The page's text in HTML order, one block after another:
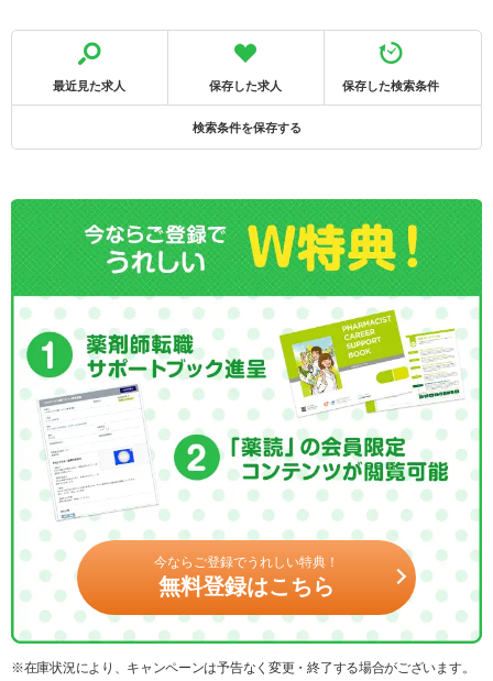
最近見た求人 保存した求人 保存した検索条件
検索条件を保存する
今ならご登録でうれしい特典！
無料登録はこちら
※在庫状況により、キャンペーンは予告なく変更・終了する場合がございます。